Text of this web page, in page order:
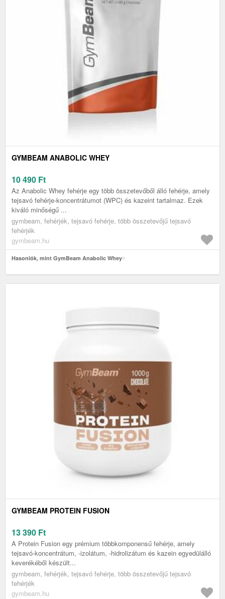
GYMBEAM ANABOLIC WHEY
10 490 Ft
Az Anabolic Whey fehérje egy több összetevőből álló fehérje, amely
tejsavó fehérje-koncentrátumot (WPC) és kazeint tartalmaz. Ezek
kiváló minőségű ...
gymbeam, fehérjék, tejsavó fehérje, több összetevőjű tejsavó
fehérjék
gymbeam.hu
Hasonlók, mint GymBeam Anabolic Whey
GYMBEAM PROTEIN FUSION
13 390 Ft
A Protein Fusion egy prémium többkomponensű fehérje, amely
tejsavó-koncentrátum, -izolátum, -hidrolizátum és kazein egyedülálló
keverékéből készült...
gymbeam, fehérjék, tejsavó fehérje, több összetevőjű tejsavó
fehérjék
gymbeam.hu